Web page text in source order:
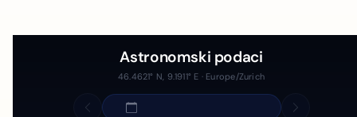
Astronomski podaci
46.4621° N, 9.1911° E · Europe/Zurich